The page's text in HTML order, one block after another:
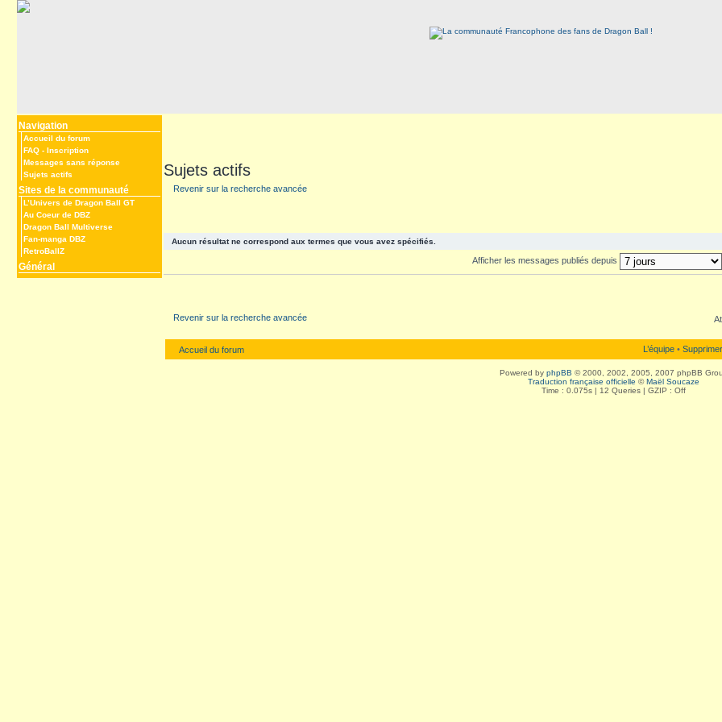
Navigation
Accueil du forum
FAQ - Inscription
Messages sans réponse
Sujets actifs
Sites de la communauté
L’Univers de Dragon Ball GT
Au Coeur de DBZ
Dragon Ball Multiverse
Fan-manga DBZ
RetroBallZ
Général
Sujets actifs
Revenir sur la recherche avancée
Aucun résultat ne correspond aux termes que vous avez spécifiés.
Afficher les messages publiés depuis
Revenir sur la recherche avancée
Accueil du forum L’équipe •
Powered by phpBB © 2000, 2002, 2005, 2007 phpBB
Traduction française officielle ©Maël Soucaze
Time : 0.075s | 12 Queries | GZIP : Off